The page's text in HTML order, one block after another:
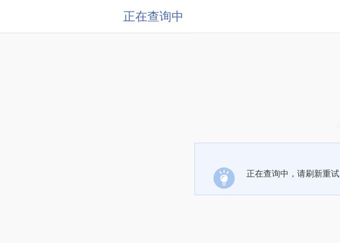
正在查询中
正在查询中，请刷新重试